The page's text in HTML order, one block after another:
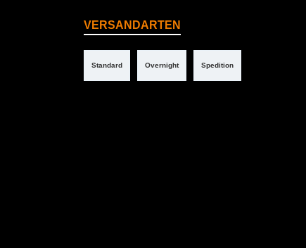
VERSANDARTEN
Standard Overnight Spedition